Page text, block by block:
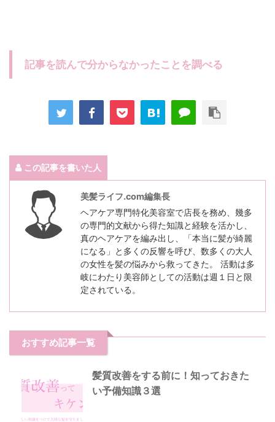
記事を読んで分からなかったことを調べる
この記事を書いた人
美髪ライフ.com編集長
ヘアケア専門特化美容室で店長を務め、幾多
の専門的文献から得た知識と経験を活かし、
真のヘアケアを編み出し、「本当に髪が綺麗
になる」と多くの反響を呼び、数多くの大人
の女性を髪の悩みから救ってきた。 活動は多
岐にわたり美容師としての活動は週１日と限
定されている。
おすすめ記事一覧
髪質改善をする前に！知っておきた
い予備知識３選